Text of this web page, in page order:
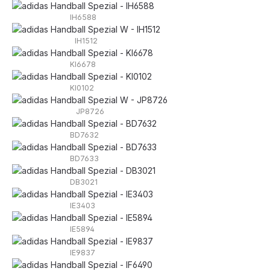
IH6588
IH1512
KI6678
KI0102
JP8726
BD7632
BD7633
DB3021
IE3403
IE5894
IE9837